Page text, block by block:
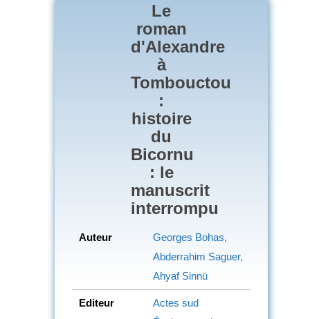
Le
roman
d'Alexandre
à
Tombouctou
:
histoire
du
Bicornu
: le
manuscrit
interrompu
Auteur
Georges Bohas,
Abderrahim Saguer,
Ahyaf Sinnū
Editeur
Actes sud